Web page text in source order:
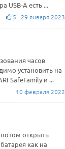
USB-А есть ...
5 29 января 2023
часов
установить на
SafeFamily и ...
10 февраля 2022
открыть
как на